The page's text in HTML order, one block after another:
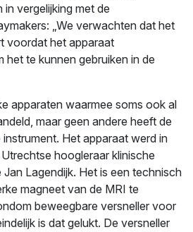
vergelijking met de
„We verwachten dat het
voordat het apparaat
het te kunnen gebruiken in de
apparaten waarmee soms ook al
maar geen andere heeft de
Het apparaat werd in
hoogleraar klinische
Lagendijk. Het is een technisch
magneet van de MRI te
beweegbare versneller voor
is dat gelukt. De versneller